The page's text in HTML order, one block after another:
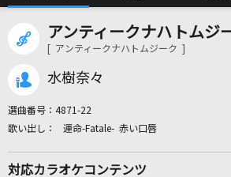
カラオケ検索
アンティークナハトムジ
[ アンティークナハトムジーク ]
水樹奈々
選曲番号： 4871-22
運命-Fatale- 赤い口唇
対応カラオケコンテンツ